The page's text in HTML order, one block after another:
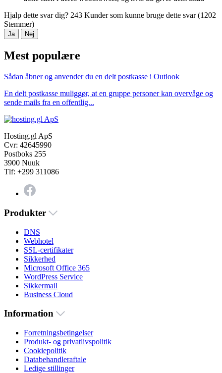
Hjalp dette svar dig? 243 Kunder som kunne bruge dette svar (1202
Stemmer)
Ja Nej
Mest populære
Sådan åbner og anvender du en delt postkasse i Outlook
En delt postkasse muliggør, at en gruppe personer kan overvåge og
sende mails fra en offentlig...
Hosting.gl ApS
Cvr: 42645990
Postboks 255
3900 Nuuk
Tlf: +299 311086
Produkter
DNS
Webhotel
SSL-certifikater
Sikkerhed
Microsoft Office 365
WordPress Service
Sikkermail
Business Cloud
Information
Forretningsbetingelser
Produkt- og privatlivspolitik
Cookiepolitik
Databehandleraftale
Ledige stillinger